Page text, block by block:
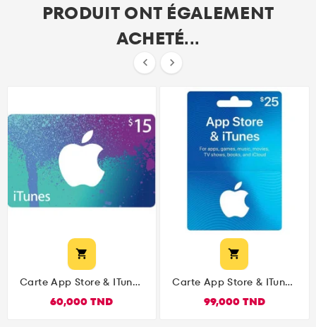
PRODUIT ONT ÉGALEMENT
ACHETÉ...
 

Carte App Store & ITunes
60,000 TND

Carte App Store & ITunes
99,000 TND